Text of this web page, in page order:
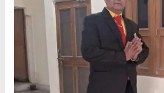
हर
खबर
सच्ची
खबर